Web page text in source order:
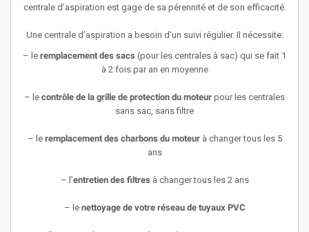
centrale d’aspiration est gage de sa pérennité et de son efficacité.
Une centrale d’aspiration a besoin d’un suivi régulier. Il nécessite:
– le remplacement des sacs (pour les centrales à sac) qui se fait 1
à 2 fois par an en moyenne
– le contrôle de la grille de protection du moteur pour les centrales
sans sac, sans filtre
– le remplacement des charbons du moteurà changer tous les 5
ans
– l’entretien des filtres à changer tous les 2 ans
– le nettoyage de votre réseau de tuyaux PVC